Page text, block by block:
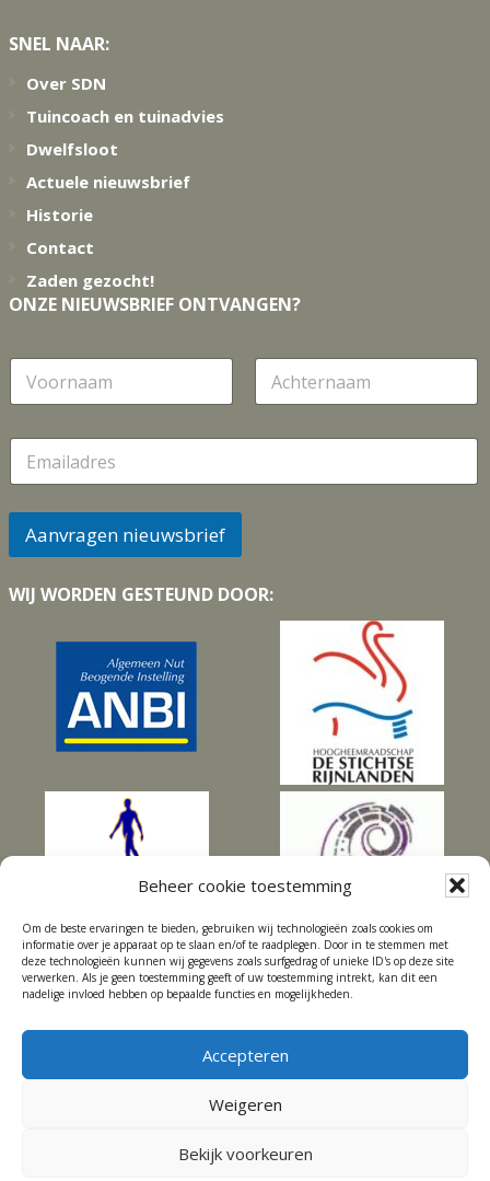
Beheer cookie toestemming
Om de beste ervaringen te bieden, gebruiken wij technologieën zoals cookies om
informatie over je apparaat op te slaan en/of te raadplegen. Door in te stemmen met
deze technologieën kunnen wij gegevens zoals surfgedrag of unieke ID's op deze site
verwerken. Als je geen toestemming geeft of uw toestemming intrekt, kan dit een
nadelige invloed hebben op bepaalde functies en mogelijkheden.
Accepteren
Weigeren
Bekijk voorkeuren
SNEL NAAR:
Over SDN
Tuincoach en tuinadvies
Dwelfsloot
Actuele nieuwsbrief
Historie
Contact
Zaden gezocht!
ONZE NIEUWSBRIEF ONTVANGEN?
N
a
E
a
i
*
Aanvragen nieuwsbrief
WIJ WORDEN GESTEUND DOOR:
HOME SDN TUINCOACH EN TUINADVIES DWELFSLOOT